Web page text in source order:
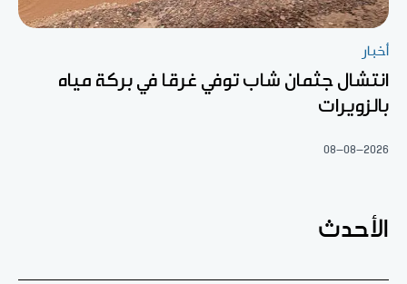
أخبار
انتشال جثمان شاب توفي غرقا في بركة مياه
بالزويرات
08-08-2026
الأحدث